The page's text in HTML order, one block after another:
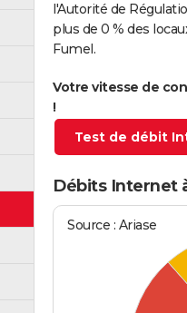
l'Autorité de
plus de 0 % des
Fumel.
Votre vitesse de
!
Test de débit
Débits Internet
Source : Ariase